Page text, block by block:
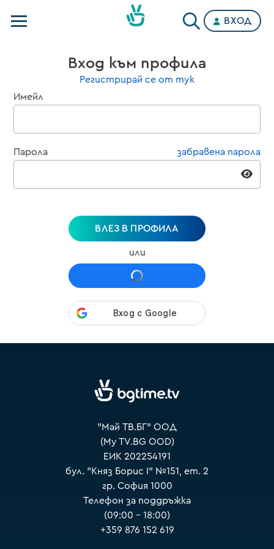
Категории
ВХОД
Вход към профила
Регистрирай се от тук
Имейл
Парола забравена парола
ВЛЕЗ В ПРОФИЛА
или
"Май ТВ.БГ" ООД
(My TV.BG OOD)
ЕИК 202254191
бул. "Княз Борис I" №151, ет. 2
гр. София 1000
Телефон за поддръжка
(09:00 – 18:00)
+359 876 152 619